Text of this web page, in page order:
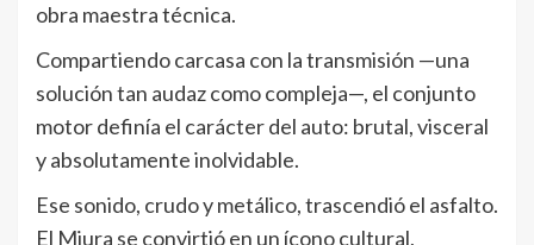
obra maestra técnica.
Compartiendo carcasa con la transmisión —una
solución tan audaz como compleja—, el conjunto
motor definía el carácter del auto: brutal, visceral
y absolutamente inolvidable.
Ese sonido, crudo y metálico, trascendió el asfalto.
El Miura se convirtió en un ícono cultural,